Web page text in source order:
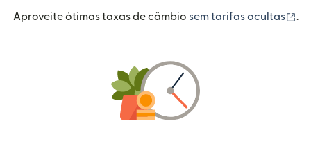
Aproveite ótimas taxas de câmbio sem tarifas ocultas .